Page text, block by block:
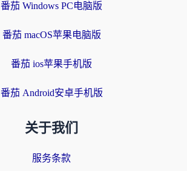
番茄 Windows PC电脑版
番茄 macOS苹果电脑版
番茄 ios苹果手机版
番茄 Android安卓手机版
关于我们
服务条款